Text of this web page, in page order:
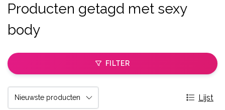
Producten getagd met sexy
body
FILTER
Lijst